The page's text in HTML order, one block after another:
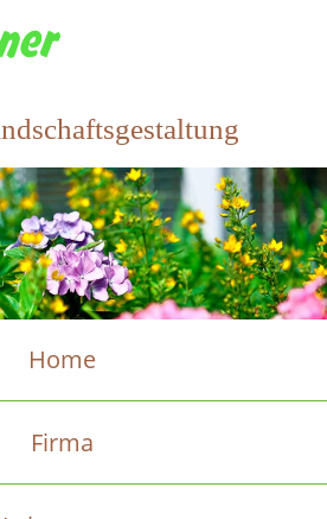
Home
Firma